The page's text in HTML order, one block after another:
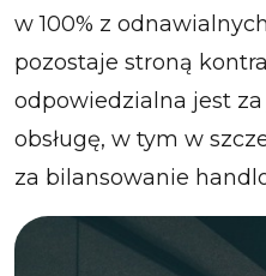
w 100% z
pozostaje stroną
odpowiedzialna jest za
obsługę, w tym w
za bilansowanie